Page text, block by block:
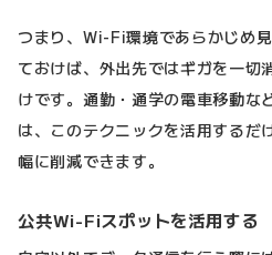
つまり、Wi-Fi環境であらかじめ
ておけば、外出先ではギガを一切
けです。通勤・通学の電車移動な
は、このテクニックを活用するだ
幅に削減できます。
公共Wi-Fiスポットを活用する